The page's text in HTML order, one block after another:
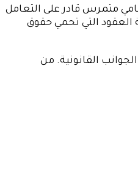
متمرس قادر على التعامل
العقود التي تحمي حقوق
القانونية. من